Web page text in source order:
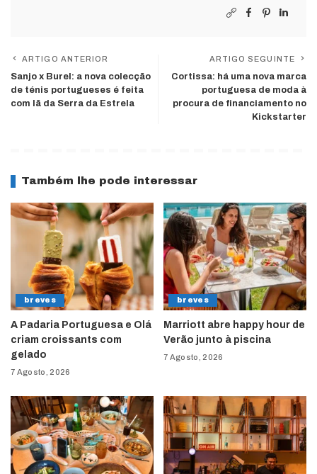
ARTIGO ANTERIOR
Sanjo x Burel: a nova colecção
de ténis portugueses é feita
com lã da Serra da Estrela
ARTIGO SEGUINTE
Cortissa: há uma nova marca
portuguesa de moda à
procura de financiamento no
Kickstarter
Também lhe pode interessar
breves
A Padaria Portuguesa e Olá
criam croissants com
gelado
7 Agosto, 2026
breves
Marriott abre happy hour de
Verão junto à piscina
7 Agosto, 2026